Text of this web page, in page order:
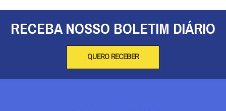
RECEBA NOSSO BOLETIM DIÁRIO
QUERO RECEBER